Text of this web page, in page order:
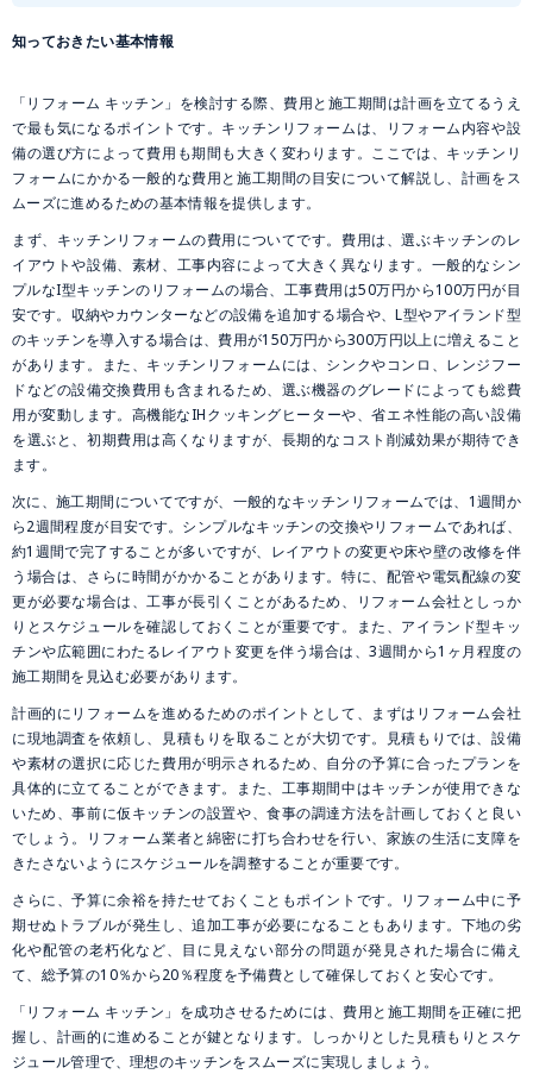
知っておきたい基本情報
「リフォーム キッチン」を検討する際、費用と施工期間は計画を立てるうえ
で最も気になるポイントです。キッチンリフォームは、リフォーム内容や設
備の選び方によって費用も期間も大きく変わります。ここでは、キッチンリ
フォームにかかる一般的な費用と施工期間の目安について解説し、計画をス
ムーズに進めるための基本情報を提供します。
まず、キッチンリフォームの費用についてです。費用は、選ぶキッチンのレ
イアウトや設備、素材、工事内容によって大きく異なります。一般的なシン
プルなI型キッチンのリフォームの場合、工事費用は50万円から100万円が目
安です。収納やカウンターなどの設備を追加する場合や、L型やアイランド型
のキッチンを導入する場合は、費用が150万円から300万円以上に増えること
があります。また、キッチンリフォームには、シンクやコンロ、レンジフー
ドなどの設備交換費用も含まれるため、選ぶ機器のグレードによっても総費
用が変動します。高機能なIHクッキングヒーターや、省エネ性能の高い設備
を選ぶと、初期費用は高くなりますが、長期的なコスト削減効果が期待でき
ます。
次に、施工期間についてですが、一般的なキッチンリフォームでは、1週間か
ら2週間程度が目安です。シンプルなキッチンの交換やリフォームであれば、
約1週間で完了することが多いですが、レイアウトの変更や床や壁の改修を伴
う場合は、さらに時間がかかることがあります。特に、配管や電気配線の変
更が必要な場合は、工事が長引くことがあるため、リフォーム会社としっか
りとスケジュールを確認しておくことが重要です。また、アイランド型キッ
チンや広範囲にわたるレイアウト変更を伴う場合は、3週間から1ヶ月程度の
施工期間を見込む必要があります。
計画的にリフォームを進めるためのポイントとして、まずはリフォーム会社
に現地調査を依頼し、見積もりを取ることが大切です。見積もりでは、設備
や素材の選択に応じた費用が明示されるため、自分の予算に合ったプランを
具体的に立てることができます。また、工事期間中はキッチンが使用できな
いため、事前に仮キッチンの設置や、食事の調達方法を計画しておくと良い
でしょう。リフォーム業者と綿密に打ち合わせを行い、家族の生活に支障を
きたさないようにスケジュールを調整することが重要です。
さらに、予算に余裕を持たせておくこともポイントです。リフォーム中に予
期せぬトラブルが発生し、追加工事が必要になることもあります。下地の劣
化や配管の老朽化など、目に見えない部分の問題が発見された場合に備え
て、総予算の10％から20％程度を予備費として確保しておくと安心です。
「リフォーム キッチン」を成功させるためには、費用と施工期間を正確に把
握し、計画的に進めることが鍵となります。しっかりとした見積もりとスケ
ジュール管理で、理想のキッチンをスムーズに実現しましょう。